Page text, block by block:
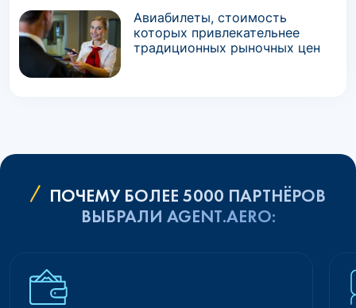
Авиабилеты, стоимость
которых привлекательнее
традиционных рыночных цен
ПОЧЕМУ БОЛЕЕ 5000 ПАРТНЁРОВ
ВЫБРАЛИ AGENT.AERO: